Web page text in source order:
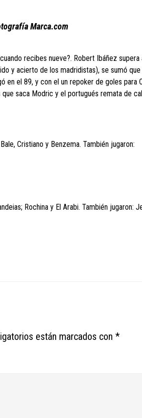
Marca.com
recibes nueve?. Robert Ibáñez supera
y acierto de los madridistas), se sumó
en el 89, y con el un repoker de goles para
saca Modric y el portugués remata de
Cristiano y Benzema. También jugaron:
Rochina y El Arabi. También jugaron:
están marcados con *